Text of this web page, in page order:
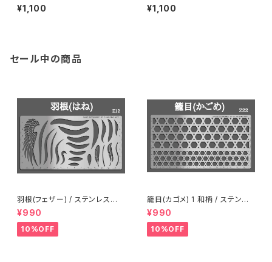
ステンシル(z44)
¥1,100 ステンシル(z42)
¥1,100
セール中の商品
羽根(フェザー) / ステンレス製
ステンシル(z12)
¥990
10%OFF
籠目(カゴメ) 1 和柄 / ステンレ
ス製ステンシル(z22)
¥990
10%OFF